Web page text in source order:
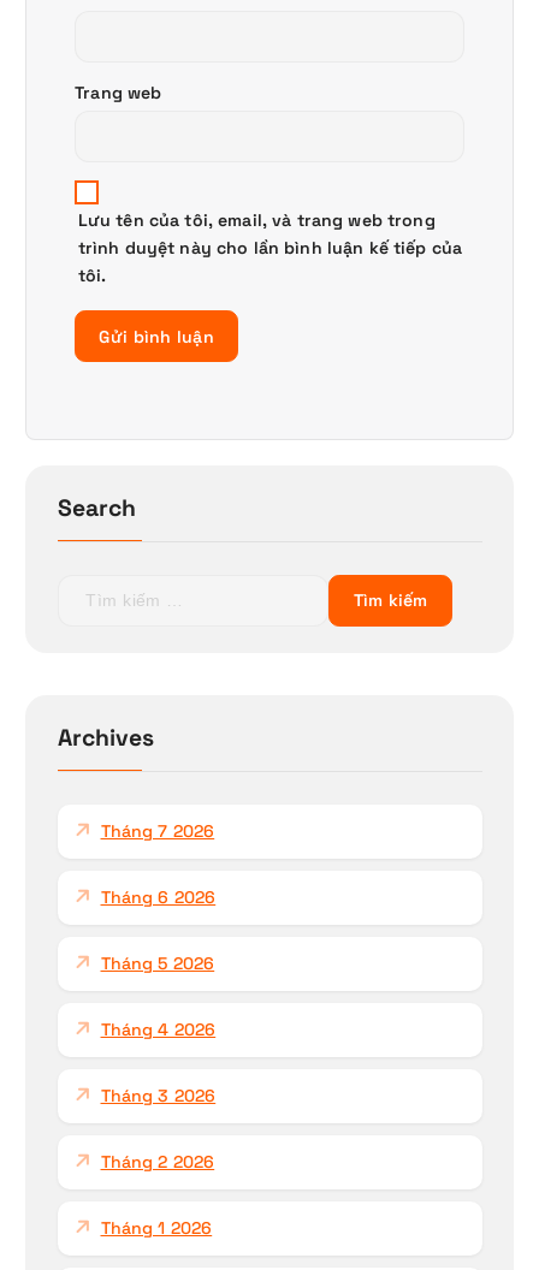
Trang web
Lưu tên của tôi, email, và trang web trong
trình duyệt này cho lần bình luận kế tiếp của
tôi.
Search
ế
m
Archives
Tháng 7 2026
Tháng 6 2026
Tháng 5 2026
Tháng 4 2026
Tháng 3 2026
Tháng 2 2026
Tháng 1 2026